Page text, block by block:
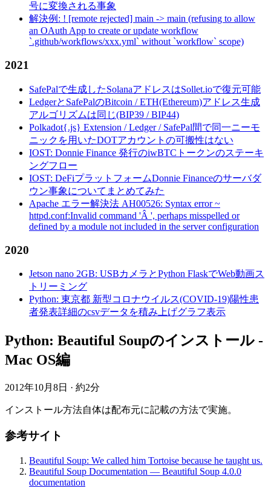
号に変換される事象
解決例: ! [remote rejected] main -> main (refusing to allow
an OAuth App to create or update workflow
`.github/workflows/xxx.yml` without `workflow` scope)
2021
SafePalで生成したSolanaアドレスはSollet.ioで復元可能
LedgerとSafePalのBitcoin / ETH(Ethereum)アドレス生成
アルゴリズムは同じ(BIP39 / BIP44)
Polkadot{.js} Extension / Ledger / SafePal間で同一ニーモ
ニックを用いたDOTアカウントの可搬性はない
IOST: Donnie Finance 発行のiwBTCトークンのステーキ
ングフロー
IOST: DeFiプラットフォームDonnie Financeのサーバダ
ウン事象についてまとめてみた
Apache エラー解決法 AH00526: Syntax error ~
httpd.conf:Invalid command 'Â ', perhaps misspelled or
defined by a module not included in the server configuration
2020
Jetson nano 2GB: USBカメラとPython FlaskでWeb動画ス
トリーミング
Python: 東京都 新型コロナウイルス(COVID-19)陽性患
者発表詳細のcsvデータを積み上げグラフ表示
Python: Beautiful Soupのインストール -
Mac OS編
2012年10月8日 · 約2分
インストール方法自体は配布元に記載の方法で実施。
参考サイト
Beautiful Soup: We called him Tortoise because he taught us.
Beautiful Soup Documentation — Beautiful Soup 4.0.0
documentation